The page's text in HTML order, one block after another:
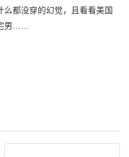
都没穿的幻觉，且看看美国
男……